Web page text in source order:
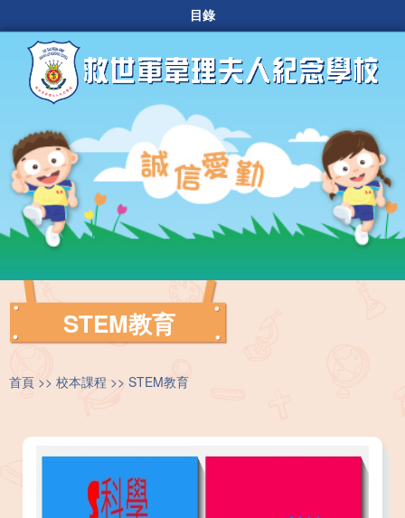
目錄
STEM教育
首頁 校本課程 STEM教育